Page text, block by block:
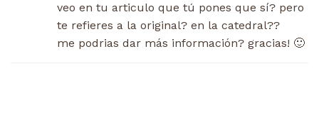
veo en tu articulo que tú pones que sí? pero
te refieres a la original? en la catedral??
me podrias dar más información? gracias! 🙂